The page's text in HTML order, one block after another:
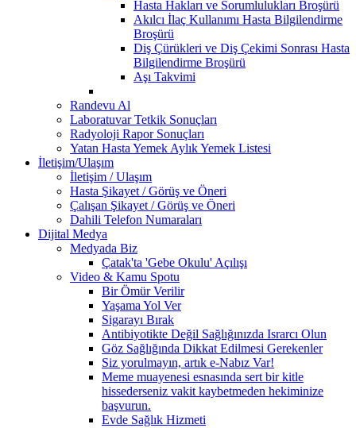
Hasta Hakları ve Sorumlulukları Broşürü
Akılcı İlaç Kullanımı Hasta Bilgilendirme
Broşürü
Diş Çürükleri ve Diş Çekimi Sonrası Hasta
Bilgilendirme Broşürü
Aşı Takvimi
Randevu Al
Laboratuvar Tetkik Sonuçları
Radyoloji Rapor Sonuçları
Yatan Hasta Yemek Aylık Yemek Listesi
İletişim/Ulaşım
İletişim / Ulaşım
Hasta Şikayet / Görüş ve Öneri
Çalışan Şikayet / Görüş ve Öneri
Dahili Telefon Numaraları
Dijital Medya
Medyada Biz
Çatak'ta 'Gebe Okulu' Açılışı
Video & Kamu Spotu
Bir Ömür Verilir
Yaşama Yol Ver
Sigarayı Bırak
Antibiyotikte Değil Sağlığınızda Israrcı Olun
Göz Sağlığında Dikkat Edilmesi Gerekenler
Siz yorulmayın, artık e-Nabız Var!
Meme muayenesi esnasında sert bir kitle
hissederseniz vakit kaybetmeden hekiminize
başvurun.
Evde Sağlık Hizmeti